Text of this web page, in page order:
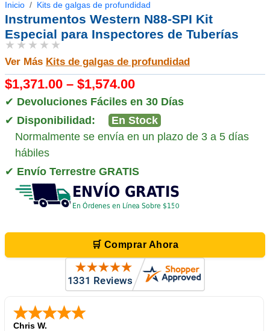
Inicio Kits de galgas de profundidad
Instrumentos Western N88-SPI Kit
Especial para Inspectores de Tuberías
★★★★★
Ver Más Kits de galgas de profundidad
$1,371.00 – $1,574.00
✔ Devoluciones Fáciles en 30 Días
✔ Disponibilidad:
En Stock
Normalmente se envía en un plazo de 3 a 5 días
hábiles
✔ Envío Terrestre GRATIS
🛒 Comprar Ahora
Chris W.